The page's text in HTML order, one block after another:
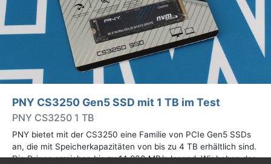
PNY CS3250 Gen5 SSD mit 1 TB im Test
PNY CS3250 1 TB
PNY bietet mit der CS3250 eine Familie von PCIe Gen5 SSDs
an, die mit Speicherkapazitäten von bis zu 4 TB erhältlich sind.
Die Drives erreichen bis zu 14.900 MB/s lesend. Wir haben das